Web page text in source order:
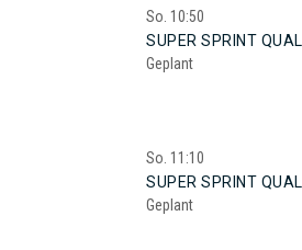
So. 10:50
SUPER SPRINT
Geplant
So. 11:10
SUPER SPRINT
Geplant